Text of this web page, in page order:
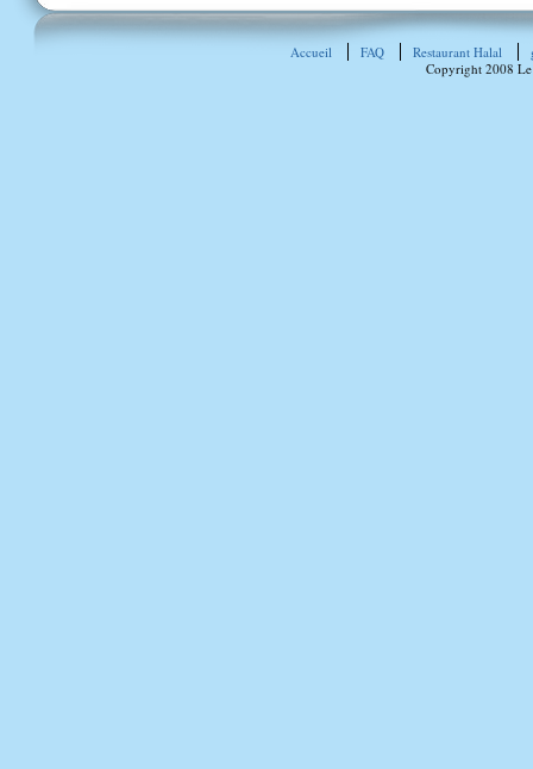
Accueil FAQ Restaurant Halal
Copyright 2008